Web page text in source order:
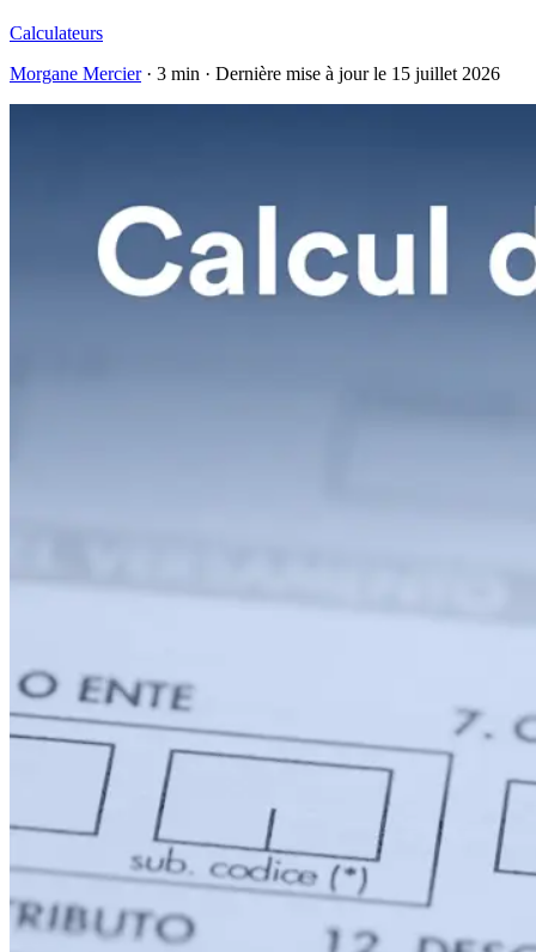
Calculateurs
Morgane Mercier· 3 min · Dernière mise à jour le 15 juillet 2026